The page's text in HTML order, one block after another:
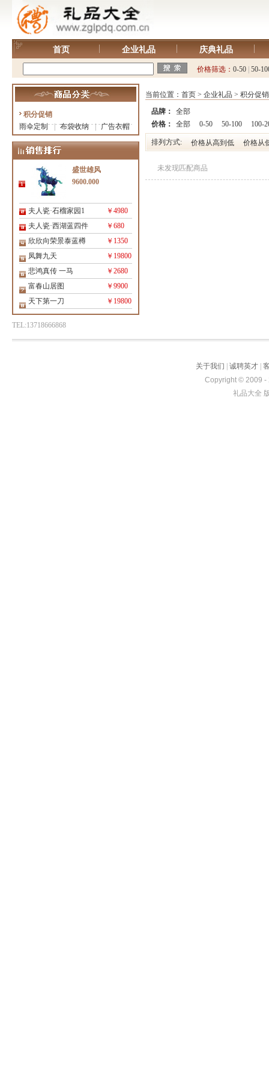
首页 企业礼品 庆典礼品
价格筛选： 0-50 50-
积分促销
雨伞定制
布袋收纳 | 广告衣帽
盛世雄风
9600.000
夫人瓷·石榴家园1
￥4980
夫人瓷·西湖蓝四件
￥680
欣欣向荣景泰蓝樽
￥1350
凤舞九天
￥19800
悲鸿真传 一马
￥2680
富春山居图
￥9900
天下第一刀
￥19800
TEL:13718666868
当前位置： 首页 > 企业礼品 > 积分促销
品牌：
全部
价格：
全部 0-50 50-100 100-
排列方式: 价格从高到低 价格从
未发现匹配商品
关于我们 诚聘英才
Copyright © 2009 -
礼品大全